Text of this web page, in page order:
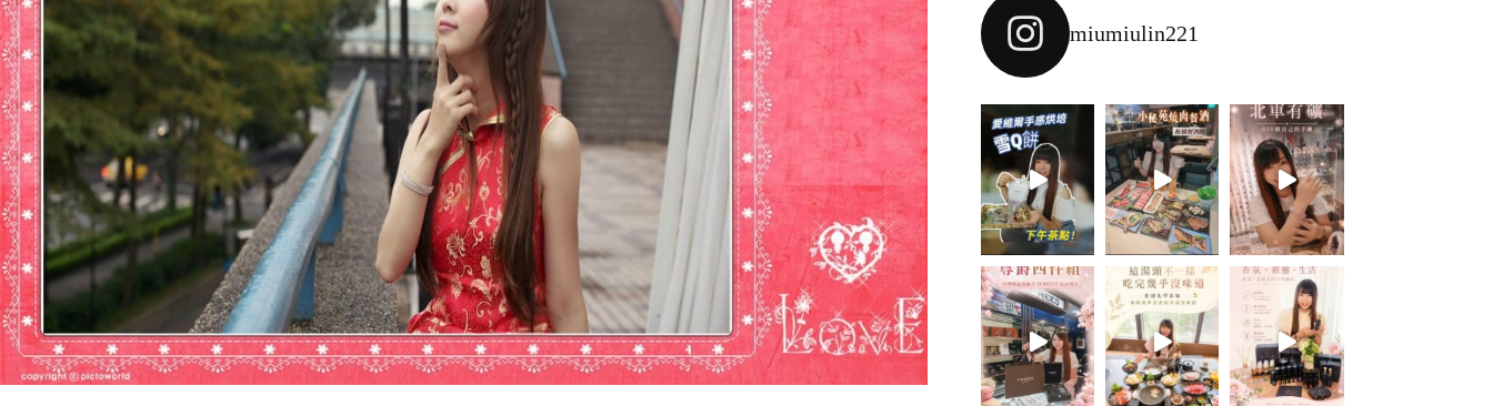
miumiulin221